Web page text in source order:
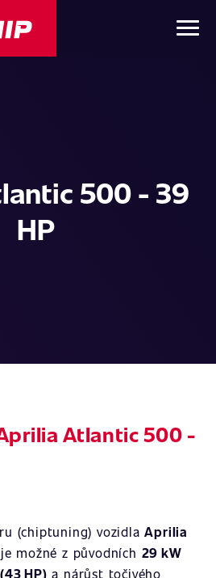
500 - 39
HP
Atlantic 500 -
(chiptuning) vozidlaAprilia
je možné z původních 29 kW
HP) a nárůst točivého